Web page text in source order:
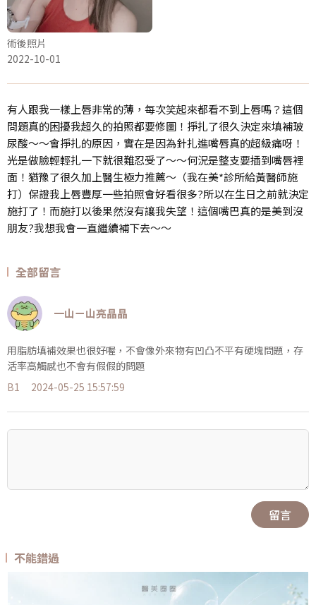
術後照片
2022-10-01
有人跟我一樣上唇非常的薄，每次笑起來都看不到上唇嗎？這個
問題真的困擾我超久的拍照都要修圖！掙扎了很久決定來填補玻
尿酸～～會掙扎的原因，實在是因為針扎進嘴唇真的超級痛呀！
光是做臉輕輕扎一下就很難忍受了～～何況是整支要插到嘴唇裡
面！猶豫了很久加上醫生極力推薦～（我在美*診所給黃醫師施
打）保證我上唇豐厚一些拍照會好看很多?所以在生日之前就決定
施打了！而施打以後果然沒有讓我失望！這個嘴巴真的是美到沒
朋友?我想我會一直繼續補下去～～
全部留言
一山ㄧ山亮晶晶
用脂肪填補效果也很好喔，不會像外來物有凹凸不平有硬塊問題，存
活率高觸感也不會有假假的問題
B1
2024-05-25 15:57:59
留言
不能錯過